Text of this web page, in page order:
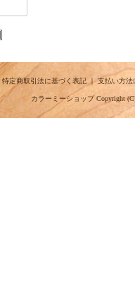
特定商取引法に基づく表記｜支払い方法
カラーミーショップCopyright